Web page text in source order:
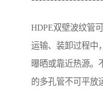
HDPE双壁波纹管
运输、装卸过程中
曝晒或靠近热源。
的多孔管不可平放